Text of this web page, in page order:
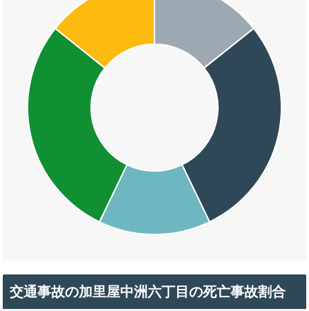
交通事故の加里屋中洲六丁目の死亡事故割合